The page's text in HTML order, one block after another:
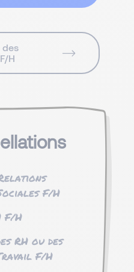
des
H
F/H
F/H
RH ou des
F/H